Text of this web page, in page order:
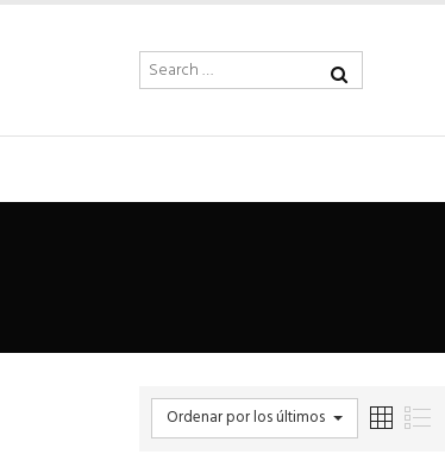
Ordenar por los últimos